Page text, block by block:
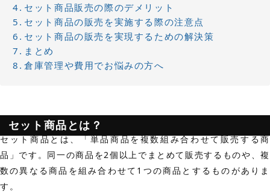
セット商品販売の際のデメリット
セット商品の販売を実施する際の注意点
セット商品の販売を実現するための解決策
まとめ
倉庫管理や費用でお悩みの方へ
セット商品とは？
セット商品とは、「単品商品を複数組み合わせて販売する商
品」 です。同一の商品を2個以上でまとめて販売するものや、複
数の異なる商品を組み合わせて1つの商品とするものがありま
す。